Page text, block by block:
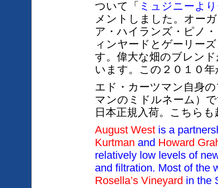
ついて「 ミュジニーよ
メントしました。オー
ア・ハイランズ・ピノ
ィンヤードとゲーリー
す。偉大な畑のブレン
います。この２０１０
エド・カーツマン自身
マンのミドルネーム）
日本正規入荷。こちら
August West is a
Kurtman and Howard
relatively low levels of
and filtration. Most of the
Rosella’s Vineyard in the